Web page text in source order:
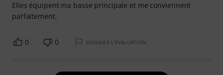
Elles équipent ma basse principale et me conviennent
parfaitement.
0 0 SIGNALER L'ÉVALUATION